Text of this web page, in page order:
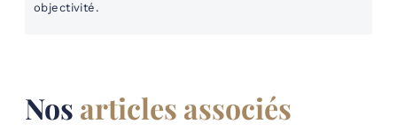
objectivité.
Nos articles associés